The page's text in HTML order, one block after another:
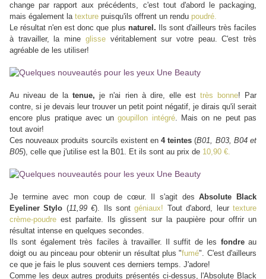
change par rapport aux précédents, c'est tout d'abord le packaging,
mais également la texture puisqu'ils offrent un rendu poudré.
Le résultat n'en est donc que plus naturel. Ils sont d'ailleurs très faciles
à travailler, la mine glissevéritablement sur votre peau. C'est très
agréable de les utiliser!
Au niveau de latenue, je n'ai rien à dire, elle est très bonne! Par
contre, si je devais leur trouver un petit point négatif, je dirais qu'il serait
encore plus pratique avec ungoupillon intégré. Mais on ne peut pas
tout avoir!
Ces nouveaux produits sourcils existent en4 teintes (B01, B03, B04 et
B05), celle que j'utilise est la B01. Et ils sont au prix de 10,90 €.
Je termine avec mon coup de cœur. Il s'agit desAbsolute Black
Eyeliner Stylo (11,99 €). Ils sontgéniaux! Tout d'abord, leurtexture
crème-poudre est parfaite. Ils glissent sur la paupière pour offrir un
résultat intense en quelques secondes.
Ils sont également très faciles à travailler. Il suffit de les fondreau
doigt ou au pinceau pour obtenir un résultat plus "fumé". C'est d'ailleurs
ce que je fais le plus souvent ces derniers temps. J'adore!
Comme les deux autres produits présentés ci-dessus, l'Absolute Black